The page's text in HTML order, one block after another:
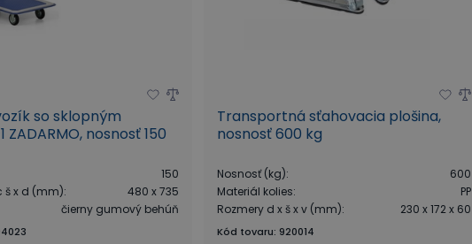
so sklopným
ZADARMO, nosnosť 150
150
š x d (mm):
480 x 735
čierny gumový behúň
Transportná sťahovacia plošina,
nosnosť 600 kg
Nosnosť (kg):
600
Materiál kolies:
PP
Rozmery d x š x v (mm): 230 x 172 x 60
Kód tovaru:920014